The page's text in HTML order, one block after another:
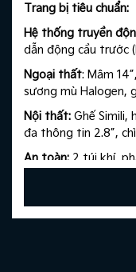
Trang bị tiêu chuẩn: ​
Hệ thống truyền
dẫn động cầu trước
Ngoại thất: Mâm
sương mù Halogen,
Nội thất: Ghế Simili,
đa thông tin 2.8”,
An toàn: 2 túi khí,